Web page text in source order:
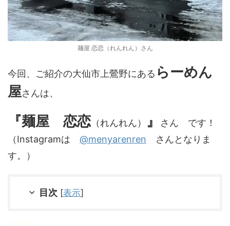
麺屋 恋恋（れんれん）さん
今回、ご紹介の大仙市上鶯野にある らーめん
屋さんは、
『麺屋 恋恋（れんれん） 』
さん です！
（Instagramは @menyarenren さんとなりま
す。）
目次 [表示]